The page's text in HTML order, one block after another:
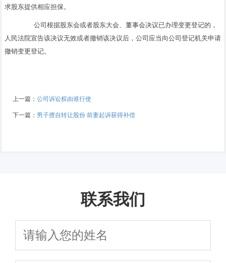
求股东提供相应担保。
公司根据股东会或者股东大会、董事会决议已办理变更登记的，
人民法院宣告该决议无效或者撤销该决议后，公司应当向公司登记机关申请
撤销变更登记。
上一篇： 公司诉讼权由谁行使
下一篇： 男子擅自转让股份 前妻起诉获得补偿
联系我们